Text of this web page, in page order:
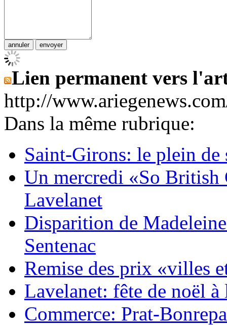
Lien permanent vers
http://
Dans la même rubrique:
Saint-Girons: le plein
Un mercredi «So British
Lavelanet
Disparition de
Sentenac
Remise des prix «villes
Lavelanet: fête de noël à
Commerce: Prat-